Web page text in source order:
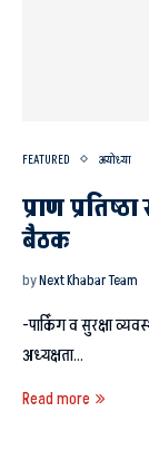
FEATURED अयोध्या
प्राण
बैठक
byNext Khabar Team
-पार्किंग व सुरक्षा
अध्यक्षता…
Read more